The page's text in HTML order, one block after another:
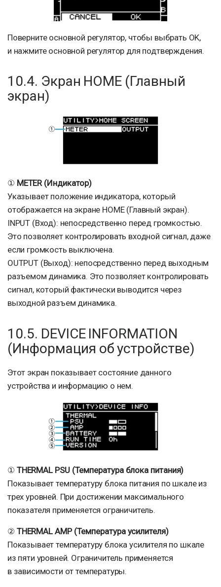
Поверните основной регулятор, чтобы выбрать OK,
и нажмите основной регулятор для подтверждения.
10.4. Экран HOME (Главный
экран)
① METER (Индикатор)
Указывает положение индикатора, который
отображается на экране HOME (Главный экран).
INPUT (Вход): непосредственно перед громкостью.
Это позволяет контролировать входной сигнал, даже
если громкость выключена.
OUTPUT (Выход): непосредственно перед выходным
разъемом динамика. Это позволяет контролировать
сигнал, который фактически выводится через
выходной разъем динамика.
10.5. DEVICE INFORMATION
(Информация об устройстве)
Этот экран показывает состояние данного
устройства и информацию о нем.
① THERMAL PSU (Температура блока питания)
Показывает температуру блока питания по шкале из
трех уровней. При достижении максимального
показателя применяется ограничитель.
② THERMAL AMP (Температура усилителя)
Показывает температуру блока усилителя по шкале
из пяти уровней. Ограничитель применяется
в зависимости от температуры.